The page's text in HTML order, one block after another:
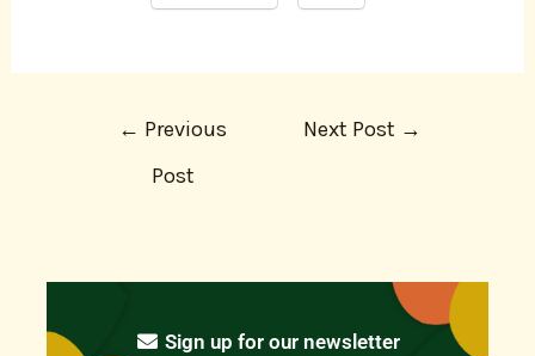
← Previous
Post
Next Post →
Sign up for our newsletter